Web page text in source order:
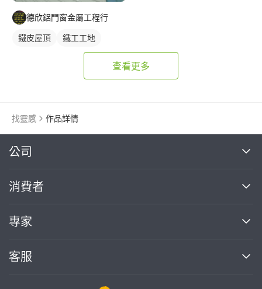
德欣鋁門窗金屬工程行
鐵皮屋頂 鐵工工地
查看更多
找靈感 作品詳情
公司
關於我們
部落格
加入我們
消費者
買服務
熱門服務
專家
案件中心
客服
繼續完成